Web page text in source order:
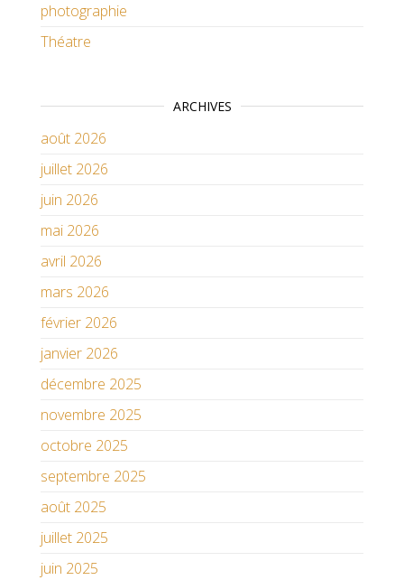
photographie
Théatre
ARCHIVES
août 2026
juillet 2026
juin 2026
mai 2026
avril 2026
mars 2026
février 2026
janvier 2026
décembre 2025
novembre 2025
octobre 2025
septembre 2025
août 2025
juillet 2025
juin 2025